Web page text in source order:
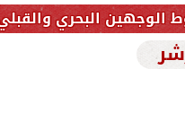
تحرك والقبلي